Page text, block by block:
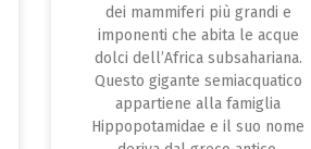
dei mammiferi più grandi e
imponenti che abita le acque
dolci dell’Africa subsahariana.
Questo gigante semiacquatico
appartiene alla famiglia
Hippopotamidae e il suo nome